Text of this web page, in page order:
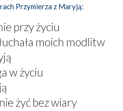
Przymierza z Maryją:
przy życiu
moich modlitw
w życiu
żyć bez wiary